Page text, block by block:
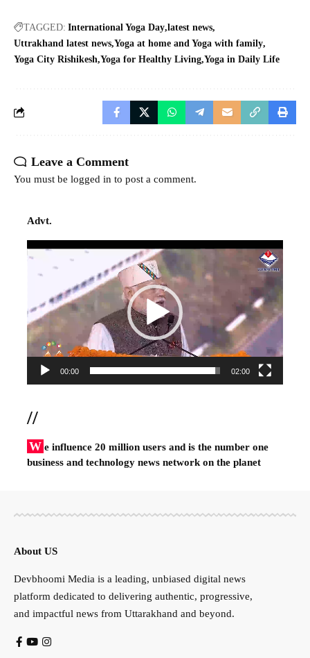
TAGGED: International Yoga Day latest news
Uttrakhand latest news Yoga at home and Yoga with family
Yoga City Rishikesh Yoga for Healthy Living Yoga in Daily Life
Leave a Comment
You must be logged in to post a comment.
Advt.
Video
00:00 02:00
//
W e influence 20 million users and is the number one
business and technology news network on the planet
About US
Devbhoomi Media is a leading, unbiased digital news
platform dedicated to delivering authentic, progressive,
and impactful news from Uttarakhand and beyond.